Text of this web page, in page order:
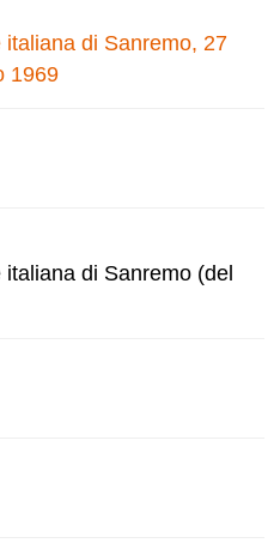
di Sanremo, 27
1969
di Sanremo (del